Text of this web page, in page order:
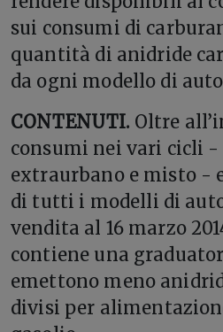
sui consumi di
quantità di anidride
da ogni modello di
CONTENUTI. Oltre
consumi nei vari cicli -
extraurbano e misto -
di tutti i modelli di
vendita al 16 marzo
contiene una
emettono meno
divisi per